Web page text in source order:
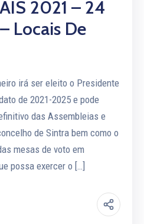
2021 – 24
Locais De
irá ser eleito o Presidente
de 2021-2025 e pode
das Assembleias e
de Sintra bem como o
mesas de voto em
possa exercer o […]